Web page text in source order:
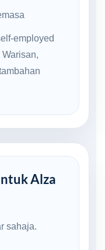
employed
Alza
sahaja.